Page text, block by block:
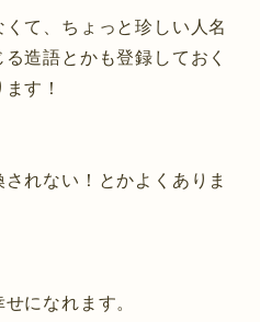
て、ちょっと珍しい人名
造語とかも登録しておく
す！
れない！とかよくありま
になれます。